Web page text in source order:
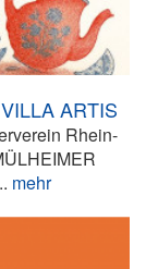
ARTIS
Rhein-
mehr